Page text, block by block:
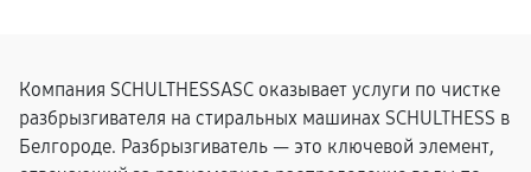
Компания SCHULTHESSASC оказывает услуги по чистке
разбрызгивателя на стиральных машинах SCHULTHESS в
Белгороде. Разбрызгиватель — это ключевой элемент,